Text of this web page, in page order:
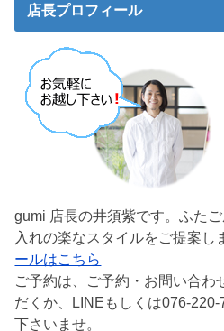
店長プロフィール
gumi 店長の井須紫です。ふた
入れの楽なスタイルをご提案
ールはこちら
ご予約は、ご予約・お問い合わ
だくか、LINEもしくは076-
下さいませ。